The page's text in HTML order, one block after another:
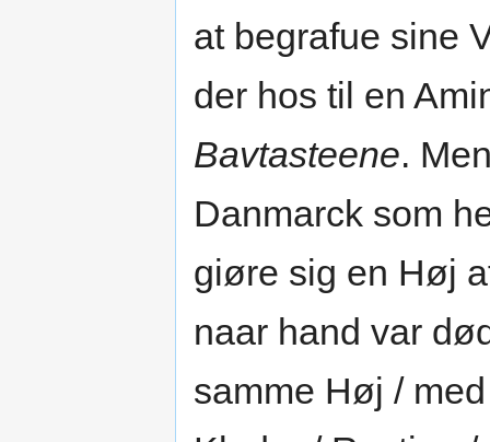
at begrafue sine
der hos til en
Bavtasteene.
Danmarck som
giøre sig en Høj
naar hand var
samme Høj /